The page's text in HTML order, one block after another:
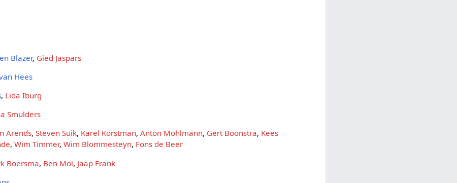
Blazer, Gied Jaspars
Hees
, Lida Iburg
Smulders
Arends,Steven Suik, Karel Korstman,Anton Mohlmann, Gert Boonstra, Kees
,Wim Timmer,Wim Blommesteyn, Fons de Beer
Boersma, Ben Mol, Jaap Frank